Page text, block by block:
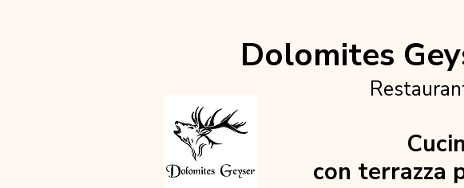
Dolomites
con terrazza